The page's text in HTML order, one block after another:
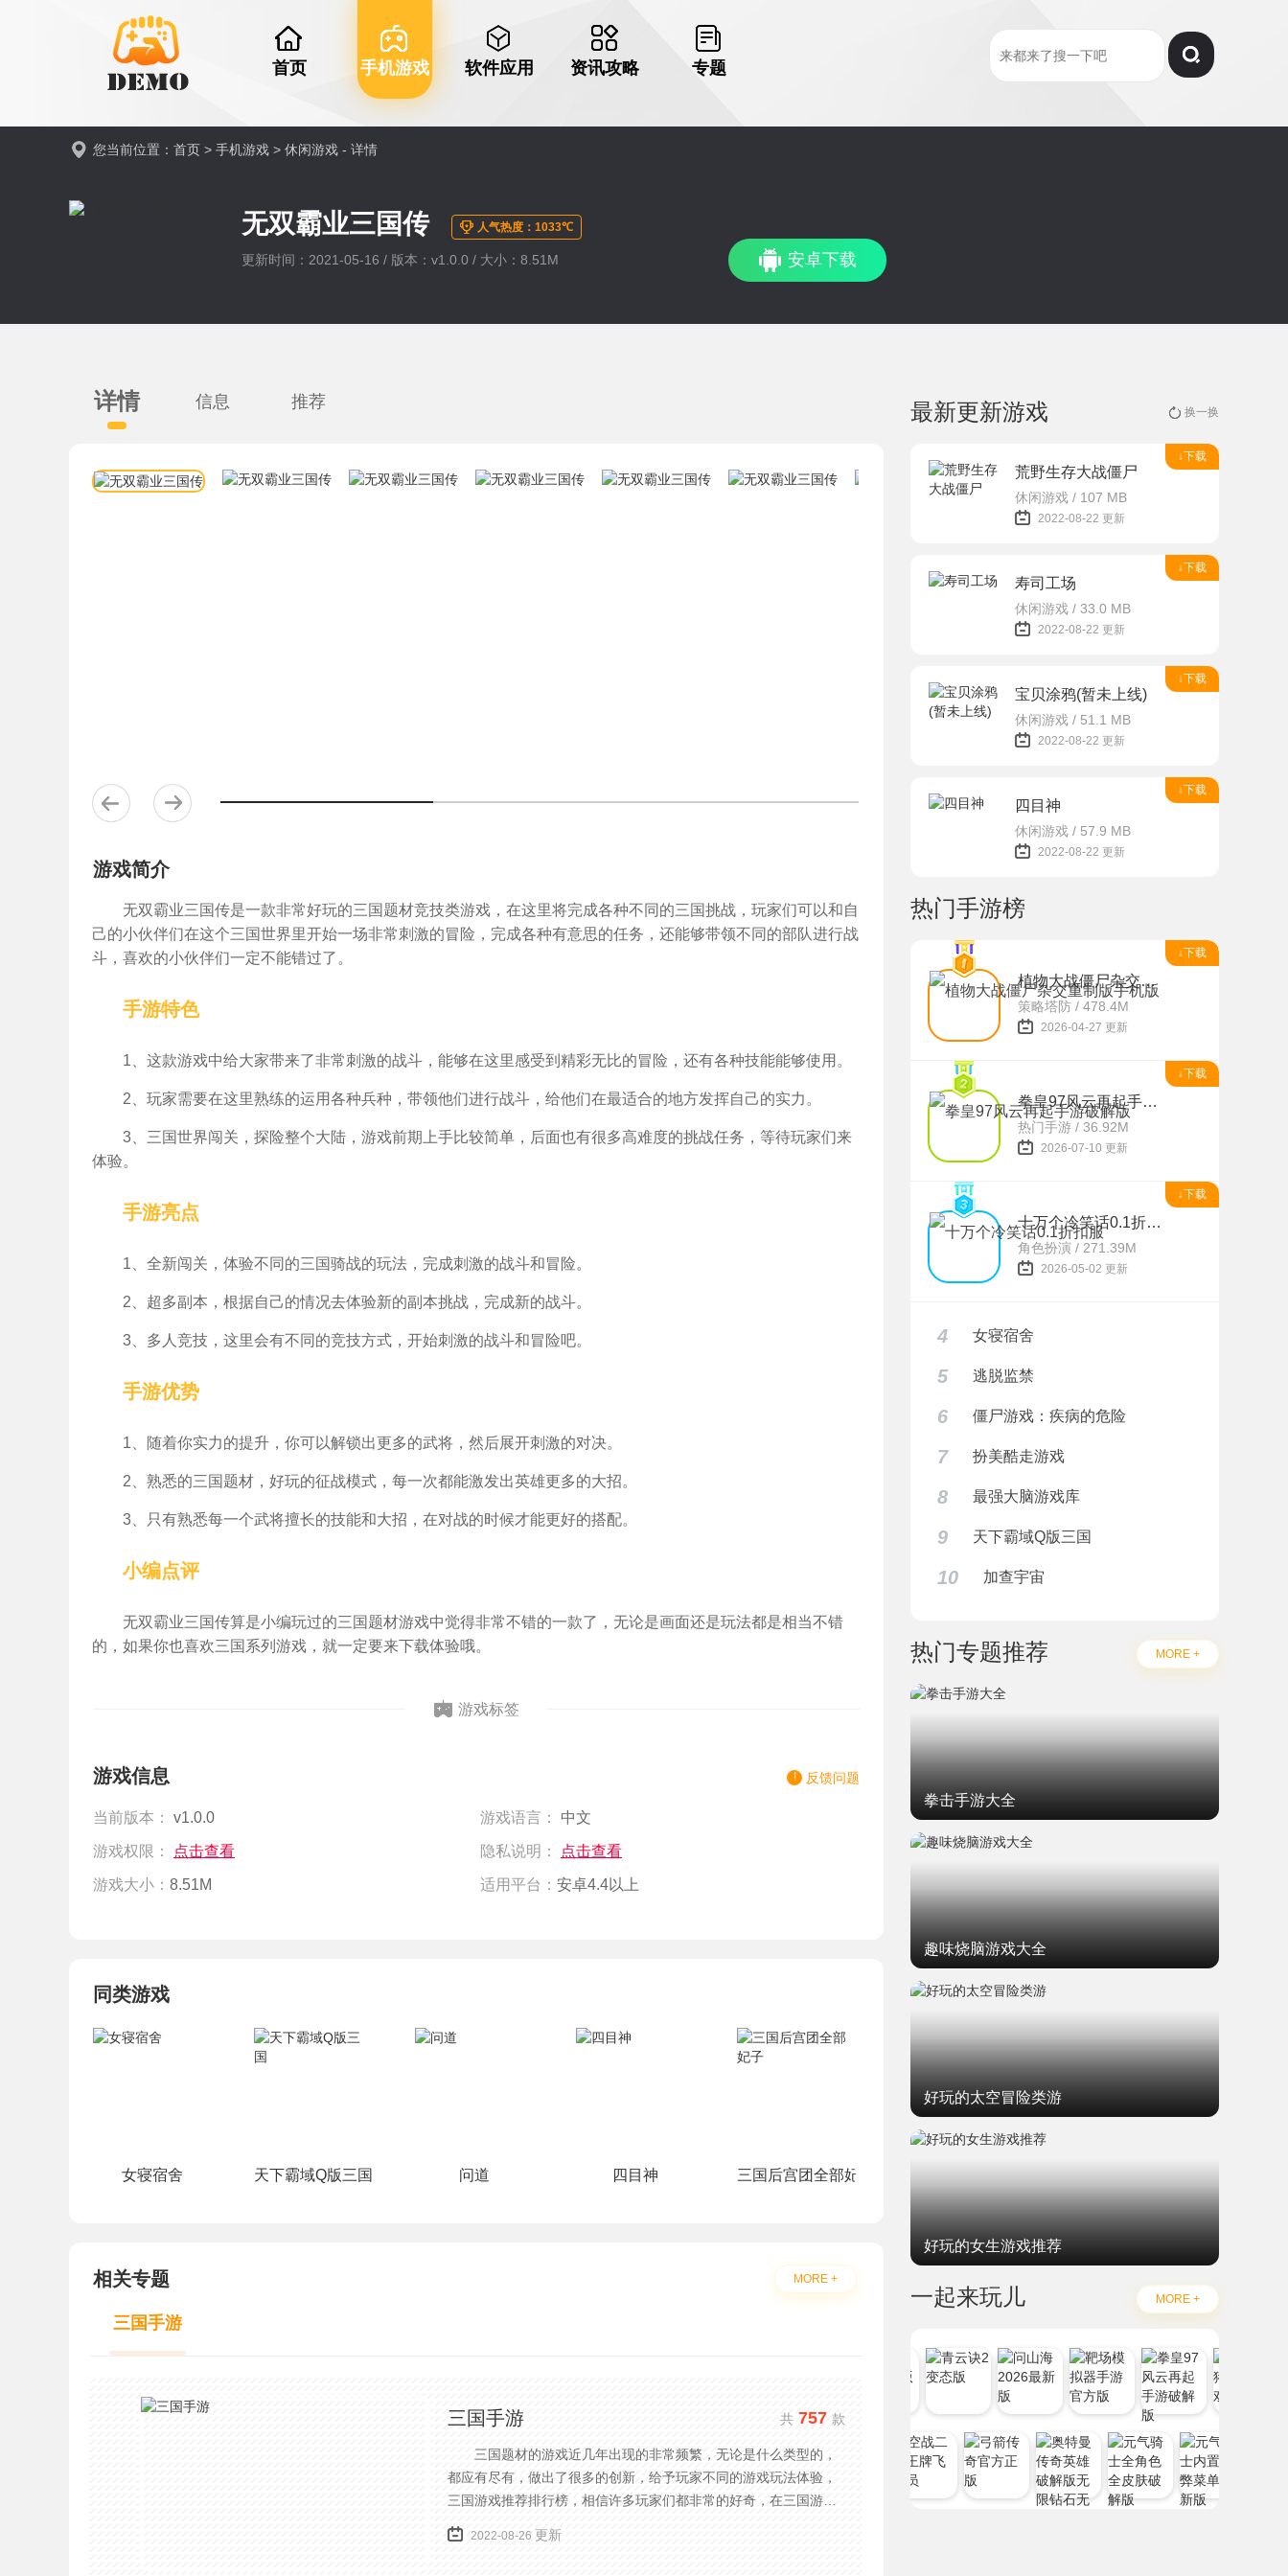
首页 手机游戏 软件应用 资讯攻略 专题
您当前位置： 首页 > 手机游戏 > 休闲游戏 - 详情
无双霸业三国传 人气热度：1033℃
更新时间：2021-05-16 / 版本：v1.0.0 / 大小：8.51M 安卓下载
详情 信息 推荐
游戏简介
无双霸业三国传是一款非常好玩的三国题材竞技类游戏，在这里将完成各种不同的三国挑战，玩家们可以和自
己的小伙伴们在这个三国世界里开始一场非常刺激的冒险，完成各种有意思的任务，还能够带领不同的部队进行战
斗，喜欢的小伙伴们一定不能错过了。
手游特色
1、这款游戏中给大家带来了非常刺激的战斗，能够在这里感受到精彩无比的冒险，还有各种技能能够使用。
2、玩家需要在这里熟练的运用各种兵种，带领他们进行战斗，给他们在最适合的地方发挥自己的实力。
3、三国世界闯关，探险整个大陆，游戏前期上手比较简单，后面也有很多高难度的挑战任务，等待玩家们来
体验。
手游亮点
1、全新闯关，体验不同的三国骑战的玩法，完成刺激的战斗和冒险。
2、超多副本，根据自己的情况去体验新的副本挑战，完成新的战斗。
3、多人竞技，这里会有不同的竞技方式，开始刺激的战斗和冒险吧。
手游优势
1、随着你实力的提升，你可以解锁出更多的武将，然后展开刺激的对决。
2、熟悉的三国题材，好玩的征战模式，每一次都能激发出英雄更多的大招。
3、只有熟悉每一个武将擅长的技能和大招，在对战的时候才能更好的搭配。
小编点评
无双霸业三国传算是小编玩过的三国题材游戏中觉得非常不错的一款了，无论是画面还是玩法都是相当不错
的，如果你也喜欢三国系列游戏，就一定要来下载体验哦。
游戏标签
游戏信息 反馈问题
当前版本： v1.0.0 游戏语言： 中文
游戏权限： 点击查看 隐私说明： 点击查看
游戏大小： 8.51M 适用平台： 安卓4.4以上
同类游戏
女寝宿舍 天下霸域Q版三国 问道 四目神 三国后宫团全部妃子
相关专题 MORE +
三国手游
三国手游 共757 款
三国题材的游戏近几年出现的非常频繁，无论是什么类型的，
都应有尽有，做出了很多的创新，给予玩家不同的游戏玩法体验，
三国游戏推荐排行榜，相信许多玩家们都非常的好奇，在三国游戏
中不仅有卡牌攻防还有格斗等类型的玩法，可以让玩家感受到更多
的乐趣，下面小编就为大家带来最新三国系列游戏前十排行榜推
2022-08-26 更新
最新更新游戏 换一换
↓下载
荒野生存大战僵尸
休闲游戏 / 107 MB
2022-08-22 更新
↓下载
寿司工场
休闲游戏 / 33.0 MB
2022-08-22 更新
↓下载
宝贝涂鸦(暂未上线)
休闲游戏 / 51.1 MB
2022-08-22 更新
↓下载
四目神
休闲游戏 / 57.9 MB
2022-08-22 更新
热门手游榜
↓下载
植物大战僵尸杂交重制版手机版
策略塔防 / 478.4M
2026-04-27 更新
↓下载
拳皇97风云再起手游破解版
热门手游 / 36.92M
2026-07-10 更新
↓下载
十万个冷笑话0.1折扣服
角色扮演 / 271.39M
2026-05-02 更新
4 女寝宿舍
5 逃脱监禁
6 僵尸游戏：疾病的危险
7 扮美酷走游戏
8 最强大脑游戏库
9 天下霸域Q版三国
10 加查宇宙
热门专题推荐 MORE +
拳击手游大全
趣味烧脑游戏大全
好玩的太空冒险类游
好玩的女生游戏推荐
一起来玩儿 MORE +